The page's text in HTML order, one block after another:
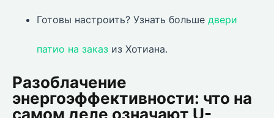
Готовы настроить? Узнать больше двери
патио на заказ из Хотиана.
Разоблачение
энергоэффективности: что на
самом деле означают U-